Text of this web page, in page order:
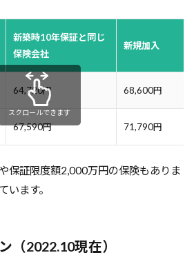
新築時10年保証と同じ
保険会社
新規加入
64,720円 68,600円
67,590円 71,790円
スクロールできます
保証限度額2,000万円の保険もありま
います。
（2022.10現在）